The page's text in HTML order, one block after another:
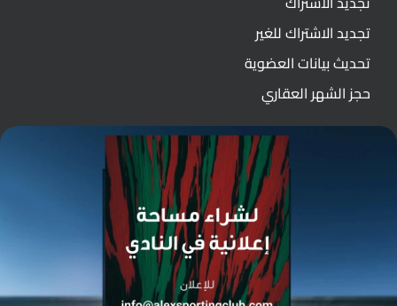
تجديد الاشتراك للغير
تحديث بيانات العضوية
حجز الشهر العقاري